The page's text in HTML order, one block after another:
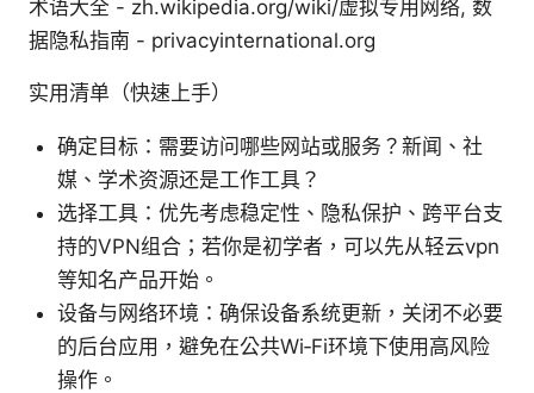
术语大全 - zh.wikipedia.org/wiki/虚拟专用网络, 数
据隐私指南 - privacyinternational.org
实用清单（快速上手）
确定目标：需要访问哪些网站或服务？新闻、社
媒、学术资源还是工作工具？
选择工具：优先考虑稳定性、隐私保护、跨平台支
持的VPN组合；若你是初学者，可以先从轻云vpn
等知名产品开始。
设备与网络环境：确保设备系统更新，关闭不必要
的后台应用，避免在公共Wi‑Fi环境下使用高风险
操作。